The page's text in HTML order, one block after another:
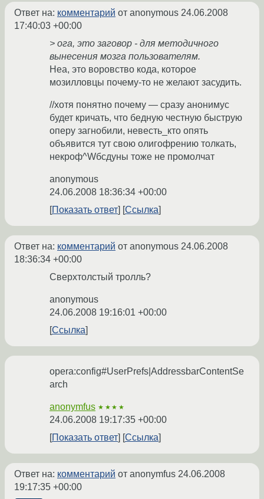
Ответ на: комментарий от anonymous 24.06.2008
17:40:03 +00:00
> ога, это заговор - для методичного
вынесения мозга пользователям.
Неа, это воровство кода, которое
мозилловцы почему-то не желают засудить.
//хотя понятно почему — сразу анонимус
будет кричать, что бедную честную быструю
оперу загнобили, невесть_кто опять
объявится тут свою олигофрению толкать,
некроф^Wбсдуны тоже не промолчат
anonymous
24.06.2008 18:36:34 +00:00
Показать ответ
Ссылка
Ответ на: комментарий от anonymous 24.06.2008
18:36:34 +00:00
Сверхтолстый тролль?
anonymous
24.06.2008 19:16:01 +00:00
Ссылка
opera:config#UserPrefs|AddressbarContentSe
arch
anonymfus ★★★★
24.06.2008 19:17:35 +00:00
Показать ответ
Ссылка
Ответ на: комментарий от anonymfus 24.06.2008
19:17:35 +00:00